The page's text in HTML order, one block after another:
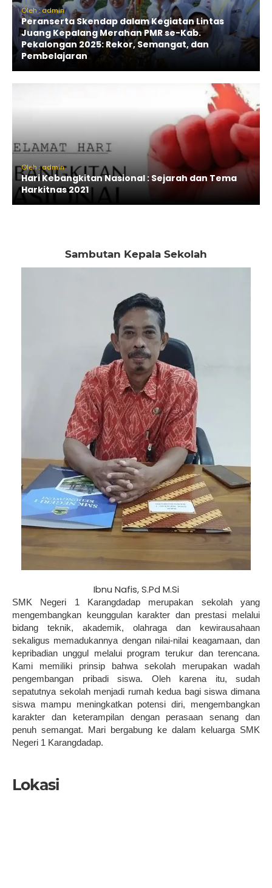
Oleh : admin
Peranserta Skendap dalam Kegiatan Lintas
Juang Kepalang Merahan PMR se-Kab.
Pekalongan 2025: Rekor, Semangat, dan
Pembelajaran
Oleh : admin
Hari Kebangkitan Nasional : Sejarah dan Tema
Harkitnas 2021
Sambutan Kepala Sekolah
Ibnu Nafis, S.Pd M.Si
SMK Negeri 1 Karangdadap merupakan sekolah yang
mengembangkan keunggulan karakter dan prestasi melalui
bidang teknik, akademik, olahraga dan kewirausahaan
sekaligus memadukannya dengan nilai-nilai keagamaan, dan
kepribadian unggul melalui program terukur dan terencana.
Kami memiliki prinsip bahwa sekolah merupakan wadah
pengembangan pribadi siswa. Oleh karena itu, sudah
sepatutnya sekolah menjadi rumah kedua bagi siswa dimana
siswa mampu meningkatkan potensi diri, mengembangkan
karakter dan keterampilan dengan perasaan senang dan
penuh semangat. Mari bergabung ke dalam keluarga SMK
Negeri 1 Karangdadap.
Lokasi